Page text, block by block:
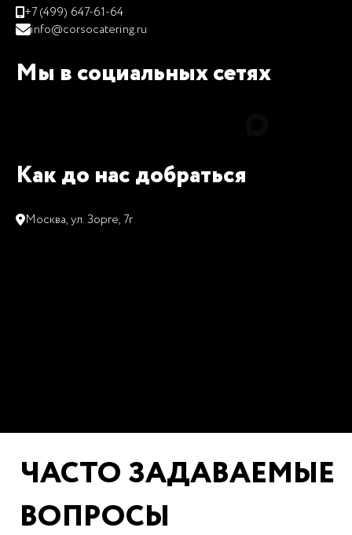
+7 (499) 647-61-64
info@corsocatering.ru
Мы в социальных сетях
Как до нас добраться
Москва, ул. Зорге, 7г
ЧАСТО ЗАДАВАЕМЫЕ
ВОПРОСЫ